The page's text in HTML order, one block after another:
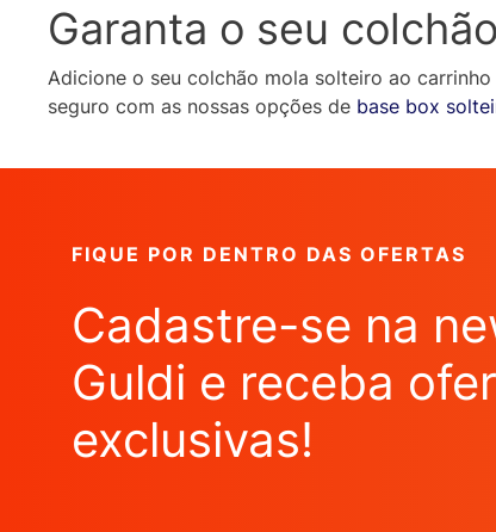
Garanta o seu
Adicione o seu colchão mola solteiro ao
seguro com as nossas opções de base box
FIQUE POR DENTRO DAS OFERTAS
Cadastre-se na
Guldi e receba
exclusivas!